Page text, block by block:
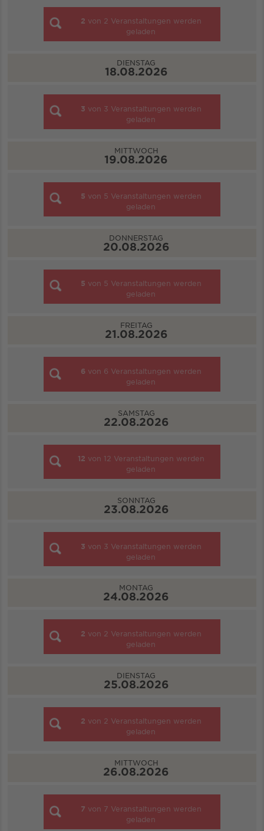
2 von 2 Veranstaltungen werden
geladen
DIENSTAG
18.08.2026
3 von 3 Veranstaltungen werden
geladen
MITTWOCH
19.08.2026
5 von 5 Veranstaltungen werden
geladen
DONNERSTAG
20.08.2026
5 von 5 Veranstaltungen werden
geladen
FREITAG
21.08.2026
6 von 6 Veranstaltungen werden
geladen
SAMSTAG
22.08.2026
12 von 12 Veranstaltungen werden
geladen
SONNTAG
23.08.2026
3 von 3 Veranstaltungen werden
geladen
MONTAG
24.08.2026
2 von 2 Veranstaltungen werden
geladen
DIENSTAG
25.08.2026
2 von 2 Veranstaltungen werden
geladen
MITTWOCH
26.08.2026
7 von 7 Veranstaltungen werden
geladen